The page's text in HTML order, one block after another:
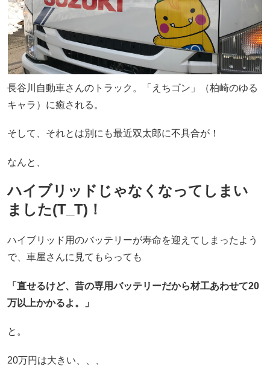
長谷川自動車さんのトラック。「えちゴン」（柏崎のゆる
キャラ）に癒される。
そして、それとは別にも最近双太郎に不具合が！
なんと、
ハイブリッドじゃなくなってしまい
ました(T_T)！
ハイブリッド用のバッテリーが寿命を迎えてしまったよう
で、車屋さんに見てもらっても
「直せるけど、昔の専用バッテリーだから材工あわせて20
万以上かかるよ。」
と。
20万円は大きい、、、